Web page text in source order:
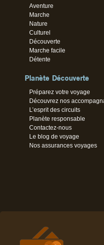
Aventure
Marche
Nature
Culturel
Découverte
Marche facile
Détente
Planète Découverte
Préparez votre voyage
Découvrez nos
L’esprit des circuits
Planète responsable
Contactez-nous
Le blog de voyage
Nos assurances voyages